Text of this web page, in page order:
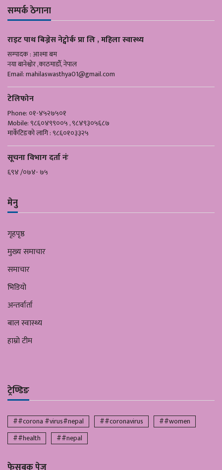
सम्पर्क ठेगाना
राइट पाथ बिज्नेस नेट्वोर्क प्रा लि , महिला स्वास्थ्य
सम्पादक : आश्मा बम
नया बानेश्वोर ,काठमाडौँ, नेपाल
Email:mahilaswasthya01@gmail.com
टेलिफोन
Phone: ०१-४५२७५०१
Mobile: ९८६०४९९००५ , ९८४९३०५६८७
मार्केटिङको लागि : ९८६०१०३३२५
सूचना विभाग दर्ता नंः
६९४ /०७४- ७५
मेनु
गृहपृष्ठ
मुख्य समाचार
समाचार
भिडियो
अन्तर्वार्ता
बाल स्वास्थ्य
हाम्रो टीम
ट्रेण्डिङ
##corona #virus#nepal ##coronavirus
##women
##health
##nepal